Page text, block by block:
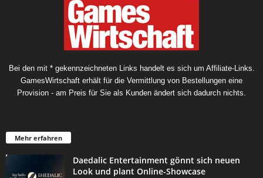
Bei den mit * gekennzeichneten Links handelt es sich um Affiliate-Links.
GamesWirtschaft erhält für die Vermittlung von Bestellungen eine
Provision - am Preis für Sie als Kunden ändert sich dadurch nichts.
Mehr erfahren
Daedalic Entertainment gönnt sich neuen
Look und plant Online-Showcase